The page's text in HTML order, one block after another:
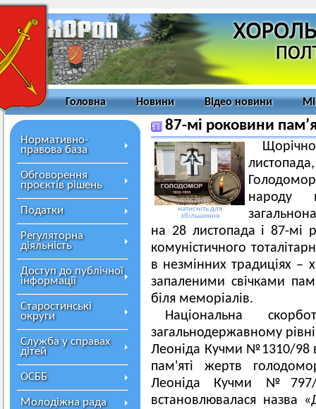
Головна Новини Відео новини
Нормативно-
правова база
Обговорення
проєктів рішень
Податки
Регуляторна
діяльність
Доступ до публічної
інформації
Старостинські
округи
Служба у справах
дітей
ОСББ
Молодіжна рада
87-мі роковини
натисніть для
збільшення
народу
на 28 листопада і 87-мі
комуністичного
в незмінних традиціях
запаленими свічками
біля меморіалів.
Національна
загальнодержавному
Леоніда Кучми №1310/98
пам'яті жертв
Леоніда Кучми
встановлювалася назва